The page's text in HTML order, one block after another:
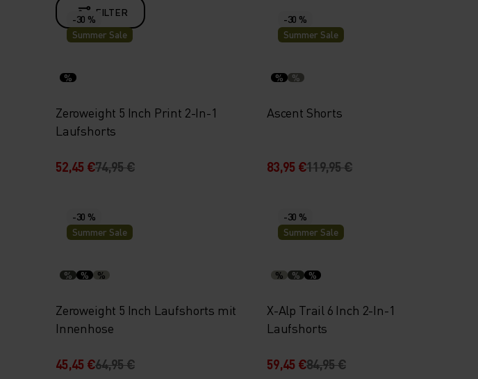
FILTER
-30 %
Summer Sale
%
Zeroweight 5 Inch Print 2-In-1
Laufshorts
52,45 €74,95 €
-30 %
Summer Sale
% %
Ascent Shorts
83,95 €119,95 €
-30 %
Summer Sale
% % %
Zeroweight 5 Inch Laufshorts mit
Innenhose
45,45 €64,95 €
-30 %
Summer Sale
% % %
X-Alp Trail 6 Inch 2-In-1
Laufshorts
59,45 €84,95 €